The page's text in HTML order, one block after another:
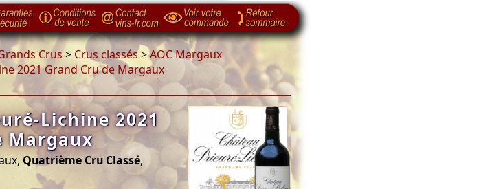
Crus > Crus classés>AOC Margaux
2021 Grand Cru de Margaux
Lichine 2021
Margaux
Quatrième Cru Classé,